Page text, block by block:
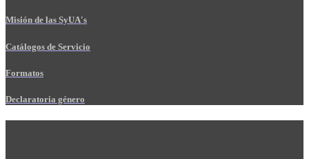
Misión de las SyUA's
Catálogos de Servicio
Formatos
Declaratoria género